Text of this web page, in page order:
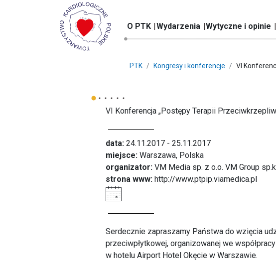
O PTK Wydarzenia Wytyczne i opinie
PTK Kongresy i konferencje VI
VI Konferencja „Postępy Terapii
data: 24.11.2017 - 25.11.2017
miejsce: Warszawa, Polska
organizator: VM Media sp. z o.o. VM Group
strona www: http://www.ptpip.viamedica.pl
Serdecznie zapraszamy Państwa do wzięcia
przeciwpłytkowej, organizowanej we
w hotelu Airport Hotel Okęcie w Warszawie.